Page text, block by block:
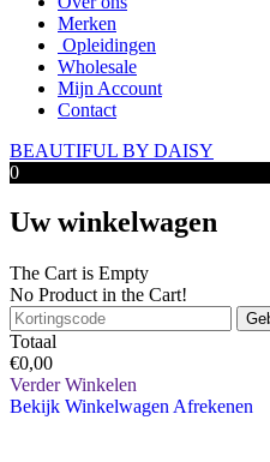
Merken
Opleidingen
Wholesale
Mijn Account
Contact
BEAUTIFUL BY DAISY
0
Uw winkelwagen
The Cart is Empty
No Product in the Cart!
Totaal
€0,00
Verder Winkelen
Bekijk Winkelwagen Afrekenen